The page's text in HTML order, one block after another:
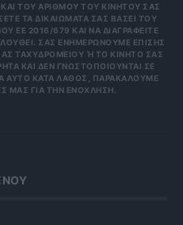
ΑΡΙΘΜΟΎ ΤΟΥ ΚΙΝΗΤΟΎ ΣΑΣ ΤΗΛ
ΔΙΚΑΙΏΜΑΤΆ ΣΑΣ ΒΆΣΕΙ ΤΟΥ ΆΡΘ
679 ΚΑΙ ΝΑ ΔΙΑΓΡΑΦΕΊΤΕ ΚΆΝ
ΣΑΣ ΕΝΗΜΕΡΏΝΟΥΜΕ ΕΠΊΣΗΣ ΌΤΙ
Ή ΤΟ ΚΙΝΗΤΌ ΣΑΣ ΤΗΛΈ
ΔΕΝ ΓΝΩΣΤΟΠΟΙΟΎΝΤΑΙ ΣΕ ΤΡΊΤ
ΚΑΤΆ ΛΆΘΟΣ, ΠΑΡΑΚΑΛΟΎΜΕ ΔΕΧΘ
ΓΙΑ ΤΗΝ ΕΝΌΧΛΗΣΗ.